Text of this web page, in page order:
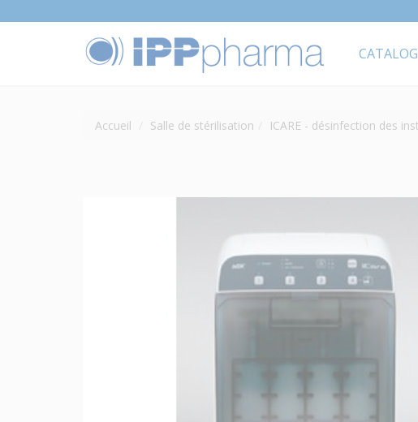
Accueil Salle de stérilisation ICARE - désinfection des